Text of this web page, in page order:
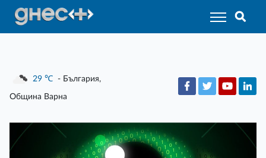
29 ℃ - България,
Община Варна